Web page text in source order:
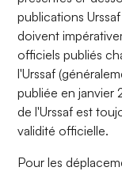
publications
doivent
officiels publiés
l'Urssaf
publiée en janvier
de l'Urssaf est
validité officielle.
Pour les